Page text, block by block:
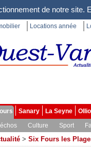
de notre site.
Locations année
Sanary La Seyne
Culture Sport
> Six Fours les